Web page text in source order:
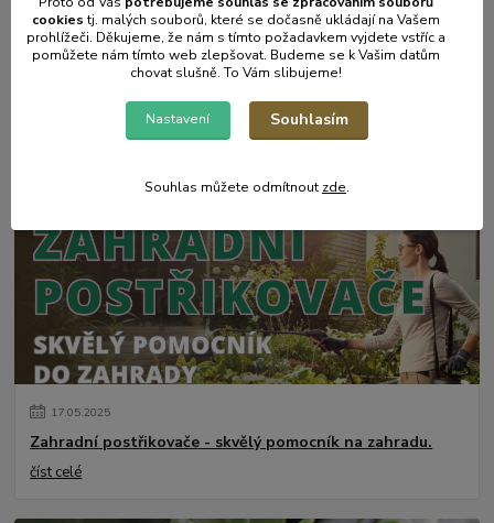
Mulčování od A do Z.
17.05.2025
Zahradní postřikovače - skvělý pomocník na zahradu.
číst celé
cookiestj. malých souborů, které se dočasně ukládají na Vašem
prohlížeči. Děkujeme, že nám s tímto požadavkem vyjdete vstříc a
pomůžete nám tímto web zlepšovat. Budeme se k Vašim datům
chovat slušně. To Vám slibujeme!
Nastavení Souhlasím
Souhlas můžete odmítnout zde.